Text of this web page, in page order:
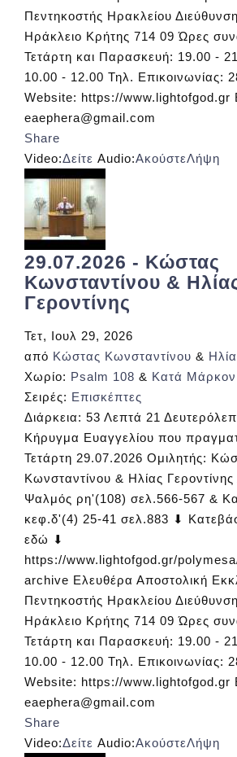
Πεντηκοστής Ηρακλείου
Ηράκλειο Κρήτης 714 09 Ώρες
Τετάρτη και Παρασκευή: 19.00 -
10.00 - 12.00 Τηλ. Επικοινωνίας:
Website: https://www.lightofgod.gr
eaephera@gmail.com
Share
Video:Δείτε Audio:ΑκούστεΛήψη
29.07.2026 - Κώστας
Κωνσταντίνου &
Γεροντίνης
Τετ, Ιουλ 29, 2026
από Κώστας Κωνσταντίνου &
Χωρίο: Psalm 108 & Κατά Μάρκον
Σειρές: Επισκέπτες
Διάρκεια: 53 Λεπτά 21
Κήρυγμα Ευαγγελίου που
Τετάρτη 29.07.2026 Ομιλητής:
Κωνσταντίνου & Ηλίας
Ψαλμός ρη'(108) σελ.566-567 &
κεφ.δ'(4) 25-41 σελ.883 ⬇
εδώ ⬇
https://www.lightofgod.gr/
archive Ελευθέρα Αποστολική
Πεντηκοστής Ηρακλείου
Ηράκλειο Κρήτης 714 09 Ώρες
Τετάρτη και Παρασκευή: 19.00 -
10.00 - 12.00 Τηλ. Επικοινωνίας:
Website: https://www.lightofgod.gr
eaephera@gmail.com
Share
Video:Δείτε Audio:ΑκούστεΛήψη